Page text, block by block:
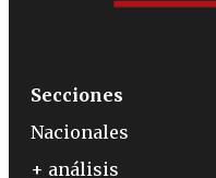
Secciones
Nacionales
+ análisis